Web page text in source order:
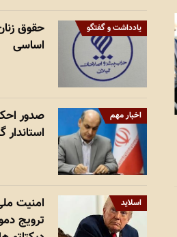
یادداشت و گفتگو
حقوق
اساسی
اخبار مهم
صدور
استاندار
اسلاید
امنیت
ترویج